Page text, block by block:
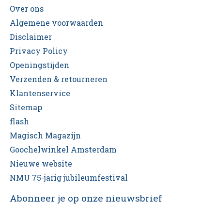
Over ons
Algemene voorwaarden
Disclaimer
Privacy Policy
Openingstijden
Verzenden & retourneren
Klantenservice
Sitemap
flash
Magisch Magazijn
Goochelwinkel Amsterdam
Nieuwe website
NMU 75-jarig jubileumfestival
Abonneer je op onze nieuwsbrief